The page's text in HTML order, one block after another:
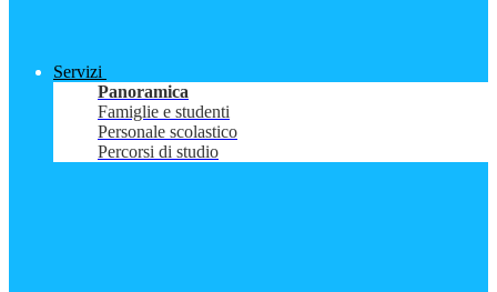
Servizi
Panoramica
Famiglie e studenti
Personale scolastico
Percorsi di studio